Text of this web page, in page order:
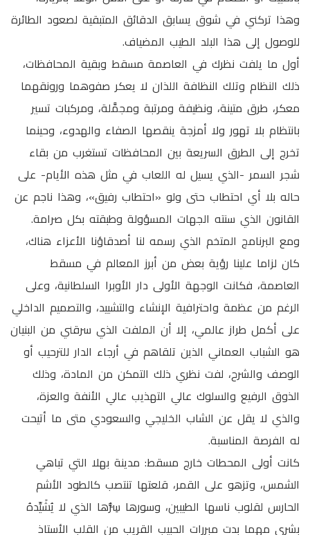
وهذا تركني في شوق يسابق الدقائق المتبقية لصعود الطائرة
للوصول إلى هذا البلد الطيب المضياف.
أول ما يلفت نظرك في العاصمة مسقط وبقية المحافظات،
ذلك النظام وتلك النظافة اللذان لا يعكر صفوهما ورونقهما
معكر، طرق متينة، ونظيفة ومرتبة ومجمَّلة، ومركبات تسير
بانتظام بلا تهور ولا أمزجة ينقصها الصفاء والهدوء، وحينما
تخرج إلى الطرق السريعة بين المحافظات تستغرب من بقاء
شجر السمر -الذي يسيل له اللعاب في مثل هذه الأيام- على
حاله بلا أي احتطاب حتى ولو «احتطاب رفيق»، وهذا ناجم عن
القانون الذي سنته الجهات المسؤولة وطبقته بكل صرامة.
ومع البرنامج المتخم الذي رسمه لنا أصدقاؤنا الأعزاء هناك،
كان لزاما علينا رؤية بعض من أبرز المعالم في مسقط
العاصمة، فكانت الوجهة الأولى دار الأوبرا السلطانية، وعلى
الرغم من عظمة واحترافية الإنشاء والتشييد، والتصميم الداخلي
على أكمل طراز عالمي، إلا أن الملفت الذي سرقني من البنيان
هو الشباب العماني الذين تلقاهم في أرجاء الدار للترحيب أو
الوصف والشرح، لفت نظري ذلك التمكن من المادة، وذلك
الذوق الرفيع والسلوك عالي التهذيب عالي الأنفة والعزة،
والذي لا يقل عن الشاب الخليجي والسعودي متى ما أتيحت
له الفرصة المناسبة.
كانت أولى المحطات خارج مسقط: مدينة بهلا التي تباهي
الشمس، وتزهو على القمر، قلعتها تنتصب كالطود الأشم
الحارس لقلوب ناسها الطيبين، وسورها سِرُّها الذي لا يُشَيِّدهُ
بشري مهما بدت مبررات الحبيب القريب من القلب الأستاذ